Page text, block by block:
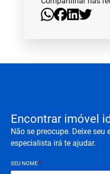
Encontrar imóvel
Não se preocupe. Deixe seu
especialista irá te ajudar.
SEU NOME*